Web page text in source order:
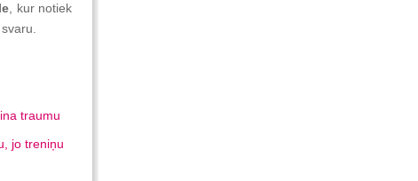
, kur notiek
traumu
jo treniņu